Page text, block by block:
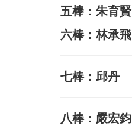
五棒：朱育賢
六棒：林承飛
七棒：邱丹
八棒：嚴宏鈞